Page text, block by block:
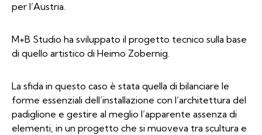
per l’Austria.
M+B Studio ha sviluppato il progetto tecnico sulla base
di quello artistico di Heimo Zobernig.
La sfida in questo caso è stata quella di bilanciare le
forme essenziali dell’installazione con l’architettura del
padiglione e gestire al meglio l’apparente assenza di
elementi, in un progetto che si muoveva tra scultura e